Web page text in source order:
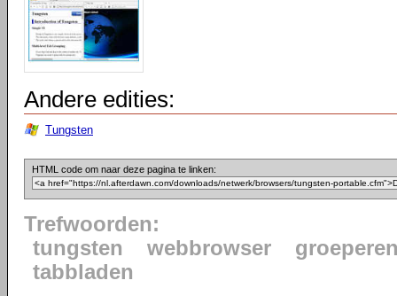
Andere edities:
Tungsten
HTML code om naar deze pagina te linken:
Trefwoorden:
tungsten
webbrowser
tabbladen